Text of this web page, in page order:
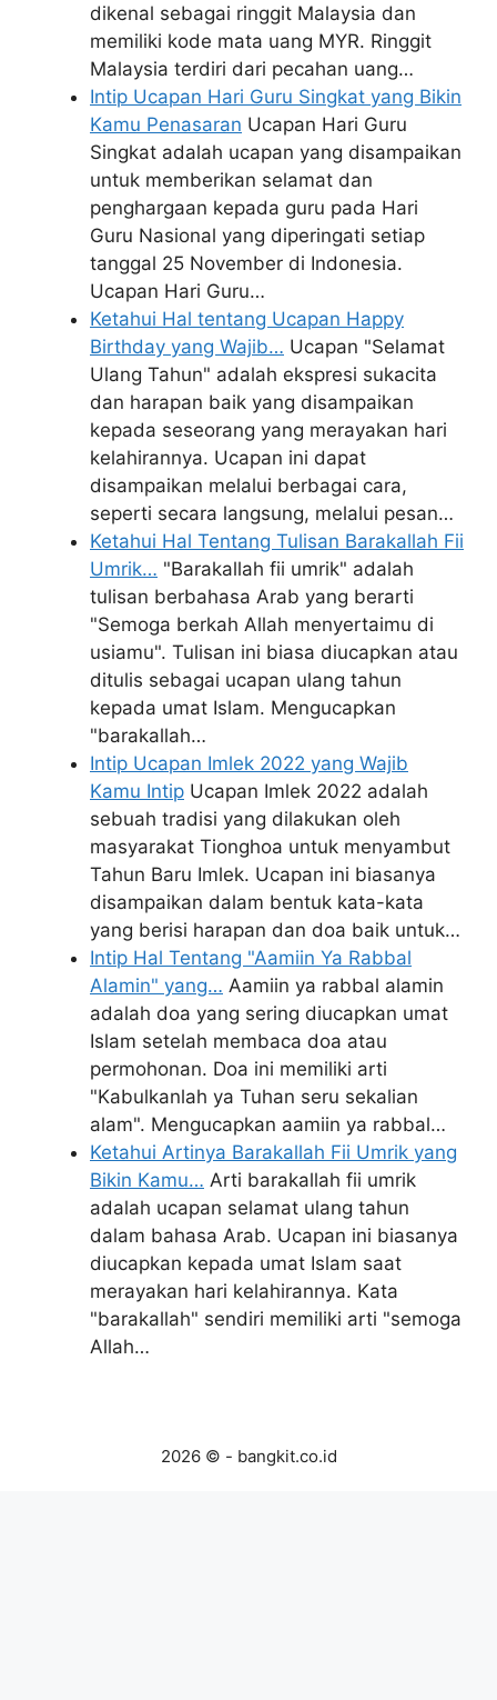
dikenal sebagai ringgit Malaysia dan
memiliki kode mata uang MYR. Ringgit
Malaysia terdiri dari pecahan uang…
Intip Ucapan Hari Guru Singkat yang Bikin
Kamu Penasaran Ucapan Hari Guru
Singkat adalah ucapan yang disampaikan
untuk memberikan selamat dan
penghargaan kepada guru pada Hari
Guru Nasional yang diperingati setiap
tanggal 25 November di Indonesia.
Ucapan Hari Guru…
Ketahui Hal tentang Ucapan Happy
Birthday yang Wajib… Ucapan "Selamat
Ulang Tahun" adalah ekspresi sukacita
dan harapan baik yang disampaikan
kepada seseorang yang merayakan hari
kelahirannya. Ucapan ini dapat
disampaikan melalui berbagai cara,
seperti secara langsung, melalui pesan…
Ketahui Hal Tentang Tulisan Barakallah Fii
Umrik… "Barakallah fii umrik" adalah
tulisan berbahasa Arab yang berarti
"Semoga berkah Allah menyertaimu di
usiamu". Tulisan ini biasa diucapkan atau
ditulis sebagai ucapan ulang tahun
kepada umat Islam. Mengucapkan
"barakallah…
Intip Ucapan Imlek 2022 yang Wajib
Kamu Intip Ucapan Imlek 2022 adalah
sebuah tradisi yang dilakukan oleh
masyarakat Tionghoa untuk menyambut
Tahun Baru Imlek. Ucapan ini biasanya
disampaikan dalam bentuk kata-kata
yang berisi harapan dan doa baik untuk…
Intip Hal Tentang "Aamiin Ya Rabbal
Alamin" yang… Aamiin ya rabbal alamin
adalah doa yang sering diucapkan umat
Islam setelah membaca doa atau
permohonan. Doa ini memiliki arti
"Kabulkanlah ya Tuhan seru sekalian
alam". Mengucapkan aamiin ya rabbal…
Ketahui Artinya Barakallah Fii Umrik yang
Bikin Kamu… Arti barakallah fii umrik
adalah ucapan selamat ulang tahun
dalam bahasa Arab. Ucapan ini biasanya
diucapkan kepada umat Islam saat
merayakan hari kelahirannya. Kata
"barakallah" sendiri memiliki arti "semoga
Allah…
2026 © - bangkit.co.id